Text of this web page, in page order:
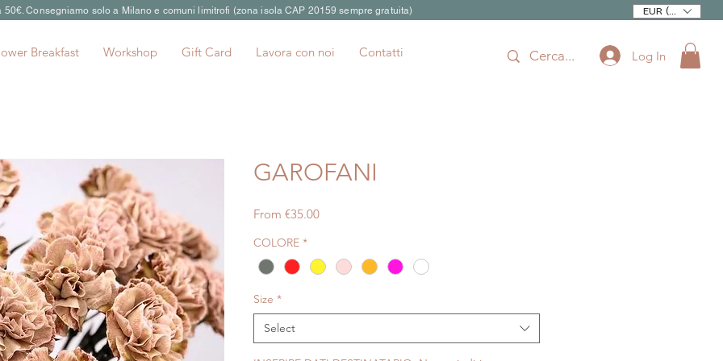
Consegniamo solo a Milano e comuni limitrofi (zona isola CAP 20159 sempre gratuita) EUR (€)
Breakfast Workshop Gift Card Lavora con noi Contatti Log In
GAROFANI
From €35.00Sale
COLORE *
Size *
Select